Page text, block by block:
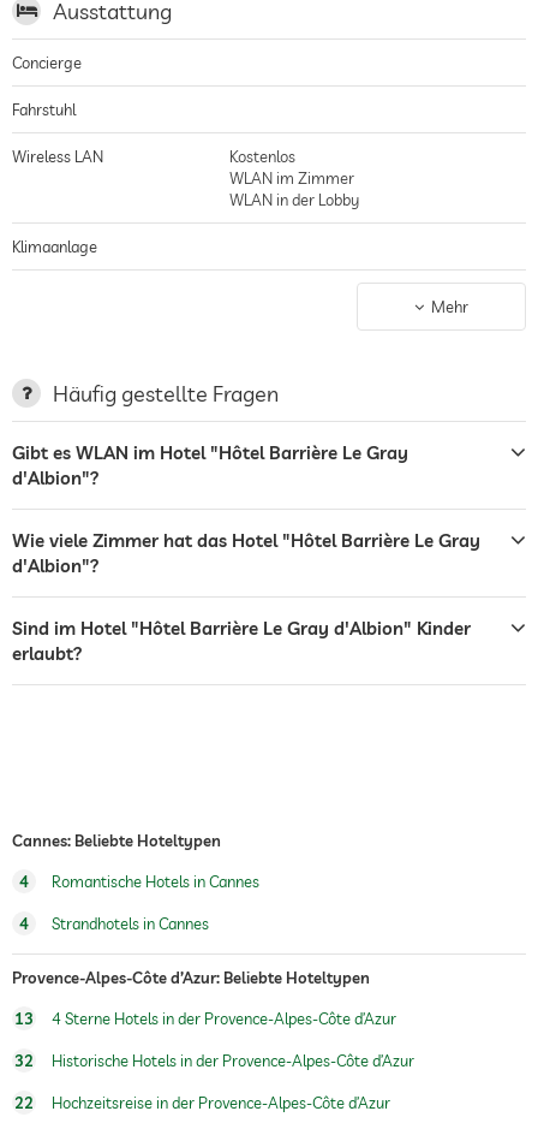
Ausstattung
Concierge
Fahrstuhl
Wireless LAN
Kostenlos
WLAN im Zimmer
WLAN in der Lobby
Klimaanlage
Terrasse
Rezeption
Tresor
Frühstück Frühstück auf dem Zimmer
Mehr
Häufig gestellte Fragen
Gibt es WLAN im Hotel "Hôtel Barrière Le Gray
d'Albion"?
Wie viele Zimmer hat das Hotel "Hôtel Barrière Le Gray
d'Albion"?
Sind im Hotel "Hôtel Barrière Le Gray d'Albion" Kinder
erlaubt?
Cannes: Beliebte Hoteltypen
4 Romantische Hotels in Cannes
4 Strandhotels in Cannes
Provence-Alpes-Côte d’Azur: Beliebte Hoteltypen
13 4 Sterne Hotels in der Provence-Alpes-Côte d’Azur
32 Historische Hotels in der Provence-Alpes-Côte d’Azur
22 Hochzeitsreise in der Provence-Alpes-Côte d’Azur